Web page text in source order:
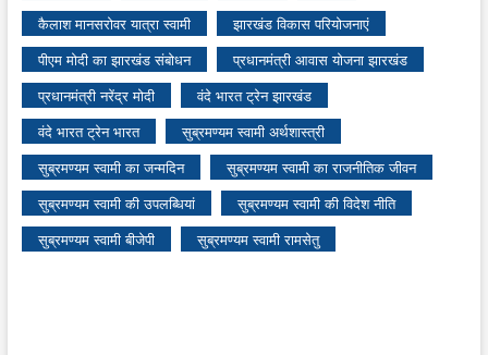
कैलाश मानसरोवर यात्रा स्वामी
झारखंड विकास परियोजनाएं
पीएम मोदी का झारखंड संबोधन
प्रधानमंत्री आवास योजना झारखंड
प्रधानमंत्री नरेंद्र मोदी
वंदे भारत ट्रेन झारखंड
वंदे भारत ट्रेन भारत
सुब्रमण्यम स्वामी अर्थशास्त्री
सुब्रमण्यम स्वामी का जन्मदिन
सुब्रमण्यम स्वामी का राजनीतिक जीवन
सुब्रमण्यम स्वामी की उपलब्धियां
सुब्रमण्यम स्वामी की विदेश नीति
सुब्रमण्यम स्वामी बीजेपी
सुब्रमण्यम स्वामी रामसेतु